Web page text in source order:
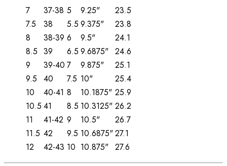
7
37-38 5 9.25"
23.5
7.5
38 5.5 9.375"
23.8
8
38-39 6 9.5"
24.1
8.5 39 6.5 9.6875" 24.6
9
39-40 7 9.875"
25.1
9.5
40 7.5 10"
25.4
10
40-41 8 10.1875" 25.9
10.5 41 8.5 10.3125" 26.2
11
41-42 9 10.5"
26.7
11.5 42 9.5 10.6875"27.1
12
42-43 10 10.875" 27.6